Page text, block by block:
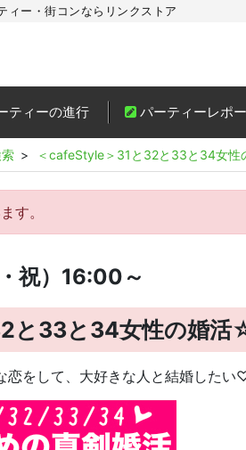
ィー・街コンならリンクストア
ティーの進行 パーティーレポ
＜cafeStyle＞31と32と33と34女
す。
祝）16:00～
と33と34女性の婚活
恋をして、大好きな人と結婚した